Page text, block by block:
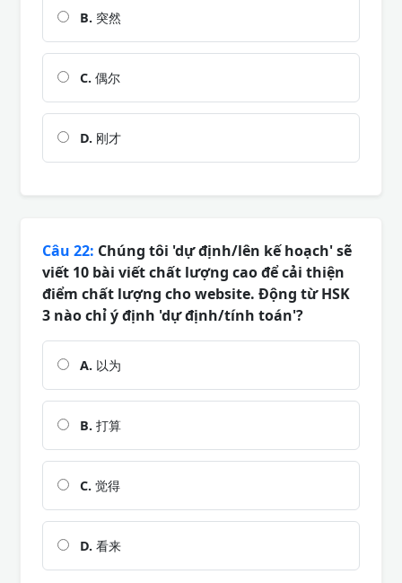
B. 突然
C. 偶尔
D. 刚才
Câu 22: Chúng tôi 'dự định/lên kế hoạch' sẽ
viết 10 bài viết chất lượng cao để cải thiện
điểm chất lượng cho website. Động từ HSK
3 nào chỉ ý định 'dự định/tính toán'?
A. 以为
B. 打算
C. 觉得
D. 看来